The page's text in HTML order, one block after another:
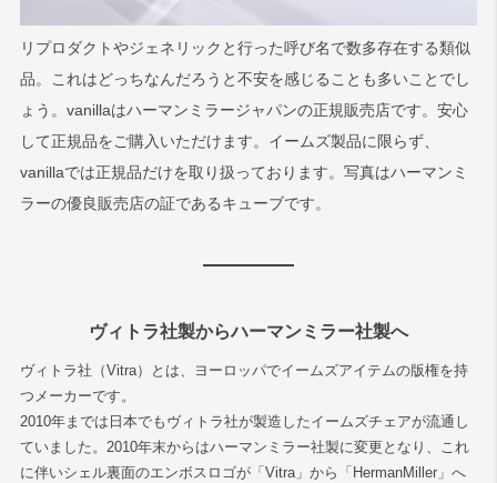
リプロダクトやジェネリックと行った呼び名で数多存在する類似
品。これはどっちなんだろうと不安を感じることも多いことでし
ょう。vanillaはハーマンミラージャパンの正規販売店です。安心
して正規品をご購入いただけます。イームズ製品に限らず、
vanillaでは正規品だけを取り扱っております。写真はハーマンミ
ラーの優良販売店の証であるキューブです。
ヴィトラ社製からハーマンミラー社製へ
ヴィトラ社（Vitra）とは、ヨーロッパでイームズアイテムの版権を持
つメーカーです。
2010年までは日本でもヴィトラ社が製造したイームズチェアが流通し
ていました。2010年末からはハーマンミラー社製に変更となり、これ
に伴いシェル裏面のエンボスロゴが「Vitra」から「HermanMiller」へ